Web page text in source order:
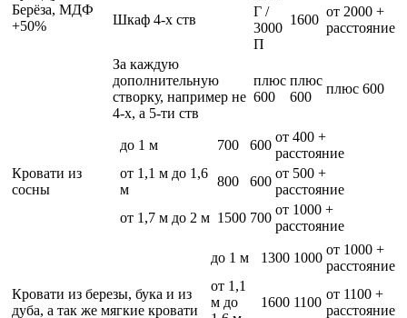
Берёза, МДФ
+50%
Шкаф 4-х ств
Г /
3000
П
1600
от 2000 +
расстояние
За каждую
дополнительную
створку, например не
4-х, а 5-ти ств
плюс
600
плюс
600
плюс 600
Кровати из
сосны
до 1 м 700 600
от 400 +
расстояние
от 1,1 м до 1,6
м
800 600
от 500 +
расстояние
от 1,7 м до 2 м 1500 700
от 1000 +
расстояние
Кровати из березы, бука и из
дуба, а так же мягкие кровати
до 1 м 1300 1000
от 1000 +
расстояние
от 1,1
м до
1600 1100
от 1100 +
расстояние